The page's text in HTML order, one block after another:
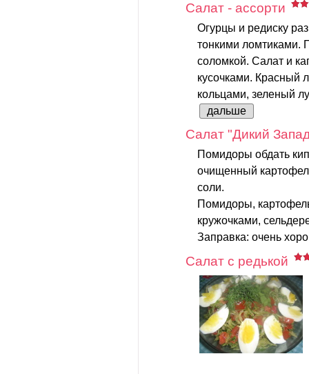
Салат - ассорти
Огурцы и редиску
тонкими ломтиками.
соломкой. Салат и
кусочками. Красный
кольцами, зеленый
дальше
Салат "Дикий
Помидоры обдать
очищенный
соли.
Помидоры,
кружочками,
Заправка: очень
Салат с редькой